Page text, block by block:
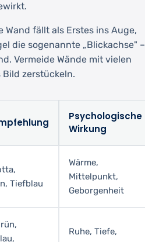
Wand fällt als Erstes ins Auge,
die sogenannte „Blickachse" –
Vermeide Wände mit vielen
Bild zerstückeln.
Psychologische
Wirkung
Tiefblau
Wärme,
Mittelpunkt,
Geborgenheit
Ruhe, Tiefe,